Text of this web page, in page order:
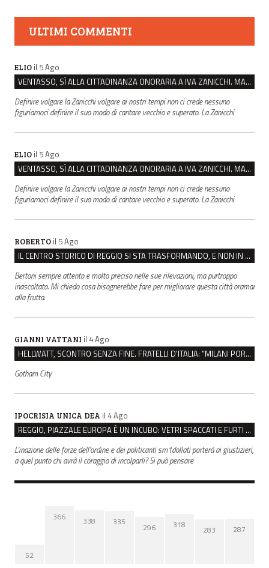
ULTIMI COMMENTI
ELIO il 5 Ago
VENTASSO, SÌ ALLA CITTADINANZA ONORARIA A IVA ZANICCHI. MA BARGIACCHI: “È DI PESSIMO GUSTO”
Definire volgare la Zanicchi volgare ai nostri tempi non ci crede nessuno
figuriamoci definire il suo modo di cantare vecchio e superato. La Zanicchi
ELIO il 5 Ago
VENTASSO, SÌ ALLA CITTADINANZA ONORARIA A IVA ZANICCHI. MA BARGIACCHI: “È DI PESSIMO GUSTO”
Definire volgare la Zanicchi volgare ai nostri tempi non ci crede nessuno
figuriamoci definire il suo modo di cantare vecchio e superato. La Zanicchi
ROBERTO il 5 Ago
IL CENTRO STORICO DI REGGIO SI STA TRASFORMANDO, E NON IN MEGLIO
Bertoni sempre attento e molto preciso nelle sue rilevazioni, ma purtroppo
inascoltato. Mi chiedo cosa bisognerebbe fare per migliorare questa città oramai
alla frutta.
GIANNI VATTANI il 4 Ago
HELLWATT, SCONTRO SENZA FINE. FRATELLI D’ITALIA: “MILANI PORTA DOCUMENTI, DE FRANCO INSULTI”
Gotham City
IPOCRISIA UNICA DEA il 4 Ago
REGGIO, PIAZZALE EUROPA È UN INCUBO: VETRI SPACCATI E FURTI SULLE AUTO IN SOSTA
L'inazione delle forze dell'ordine e dei politicanti sm1dollati porterà ai giustizieri,
a quel punto chi avrà il coraggio di incolparli? Si può pensare
52
366 338 335
296 318 283 287